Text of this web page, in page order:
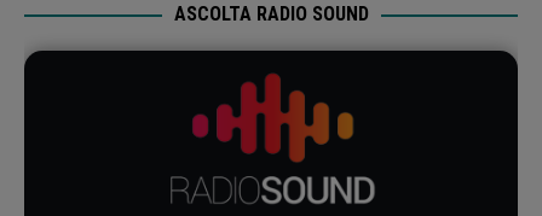
ASCOLTA RADIO SOUND